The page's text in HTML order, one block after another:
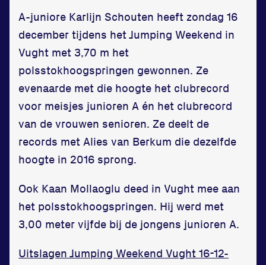
Locatie
Sportpark Reeweg
Halmaheiraplein 35
3312 GH Dordrecht
Informatie
Disclaimer
A-juniore Karlijn Schouten heeft zondag 16
december tijdens het Jumping Weekend in
Vught met 3,70 m het
polsstokhoogspringen gewonnen. Ze
evenaarde met die hoogte het clubrecord
voor meisjes junioren A én het clubrecord
van de vrouwen senioren. Ze deelt de
records met Alies van Berkum die dezelfde
hoogte in 2016 sprong.
Ook Kaan Mollaoglu deed in Vught mee aan
het polsstokhoogspringen. Hij werd met
3,00 meter vijfde bij de jongens junioren A.
Uitslagen Jumping Weekend Vught 16-12-